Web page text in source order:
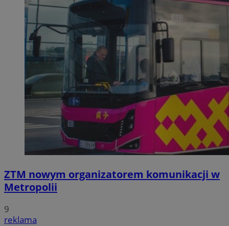
ZTM nowym organizatorem komunikacji w
Metropolii
9
reklama